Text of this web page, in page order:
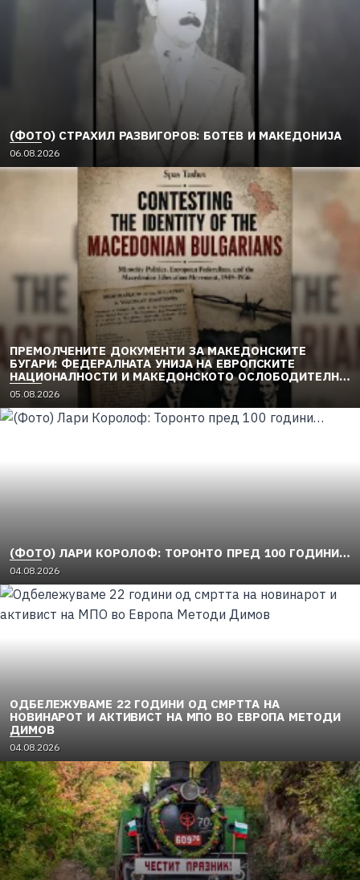
(ФОТО) СТРАХИЛ РАЗВИГОРОВ: БОТЕВ И МАКЕДОНИЈА
06.08.2026
ПРЕМОЛЧЕНИТЕ ДОКУМЕНТИ ЗА МАКЕДОНСКИТЕ
БУГАРИ: ФЕДЕРАЛНАТА УНИЈА НА ЕВРОПСКИТЕ
НАЦИОНАЛНОСТИ И МАКЕДОНСКОТО ОСЛОБОДИТЕЛНО
ДВИЖЕЊЕ (1949–1956) (2)
05.08.2026
(ФОТО) ЛАРИ КОРОЛОФ: ТОРОНТО ПРЕД 100 ГОДИНИ…
04.08.2026
ОДБЕЛЕЖУВАМЕ 22 ГОДИНИ ОД СМРТТА НА
НОВИНАРОТ И АКТИВИСТ НА МПО ВО ЕВРОПА МЕТОДИ
ДИМОВ
04.08.2026